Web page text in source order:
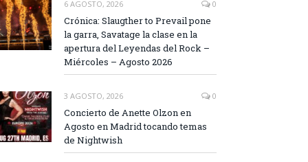
6 AGOSTO, 2026 0
Crónica: Slaugther to Prevail pone
la garra, Savatage la clase en la
apertura del Leyendas del Rock –
Miércoles – Agosto 2026
3 AGOSTO, 2026 0
Concierto de Anette Olzon en
Agosto en Madrid tocando temas
de Nightwish